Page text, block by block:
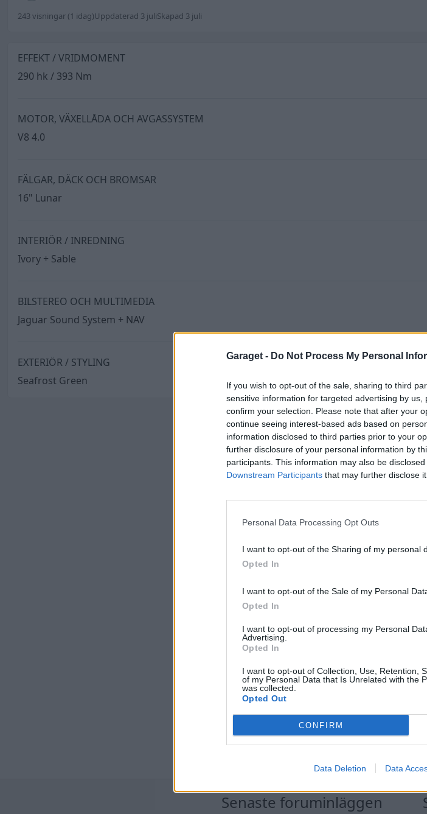
Garaget - Do Not Process My Personal
If you wish to opt-out of the sale, sharing to third
sensitive information for targeted advertising by
confirm your selection. Please note that after your
continue seeing interest-based ads based on
information disclosed to third parties prior to your
further disclosure of your personal information by
participants. This information may also be
Downstream Participants that may further disclose
Personal Data Processing Opt Outs
I want to opt-out of the Sharing of my personal
Opted In
I want to opt-out of the Sale of my Personal
Opted In
I want to opt-out of processing my Personal
Advertising.
Opted In
I want to opt-out of Collection, Use, Retention,
of my Personal Data that Is Unrelated with the
was collected.
Opted Out
CONFIRM
Data Deletion Data
243 visningar (1 idag)Uppdaterad 3 juliSkapad 3 juli
EFFEKT / VRIDMOMENT
290 hk / 393 Nm
MOTOR, VÄXELLÅDA OCH AVGASSYSTEM
V8 4.0
FÄLGAR, DÄCK OCH BROMSAR
16" Lunar
INTERIÖR / INREDNING
Ivory + Sable
BILSTEREO OCH MULTIMEDIA
Jaguar Sound System + NAV
EXTERIÖR / STYLING
Seafrost Green
Senaste foruminläggen